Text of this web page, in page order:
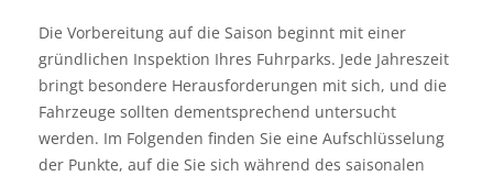
Die Vorbereitung auf die Saison beginnt mit einer
gründlichen Inspektion Ihres Fuhrparks. Jede Jahreszeit
bringt besondere Herausforderungen mit sich, und die
Fahrzeuge sollten dementsprechend untersucht
werden. Im Folgenden finden Sie eine Aufschlüsselung
der Punkte, auf die Sie sich während des saisonalen